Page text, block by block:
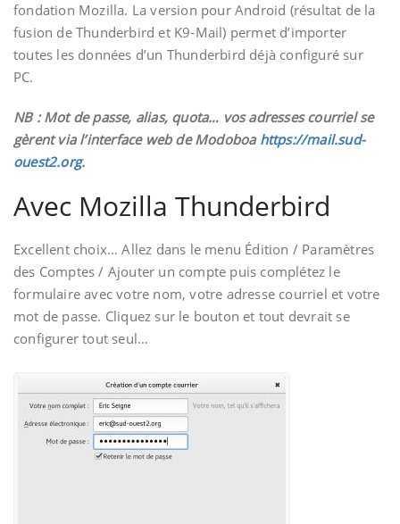
fondation Mozilla. La version pour Android (résultat de la
fusion de Thunderbird et K9-Mail) permet d’importer
toutes les données d’un Thunderbird déjà configuré sur
PC.
NB : Mot de passe, alias, quota… vos adresses courriel se
gèrent via l’interface web de Modoboa https://mail.sud-
ouest2.org.
Avec Mozilla Thunderbird
Excellent choix… Allez dans le menu Édition / Paramètres
des Comptes / Ajouter un compte puis complétez le
formulaire avec votre nom, votre adresse courriel et votre
mot de passe. Cliquez sur le bouton et tout devrait se
configurer tout seul…